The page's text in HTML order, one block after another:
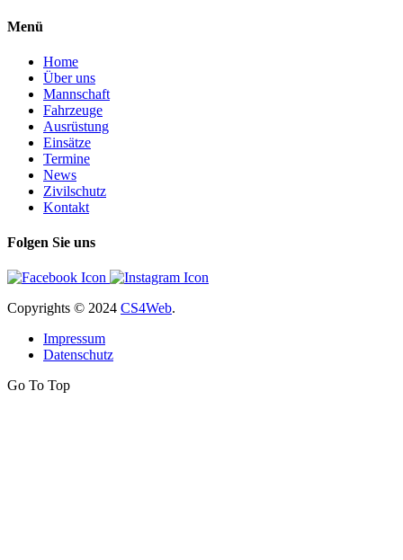
Menü
Home
Über uns
Mannschaft
Fahrzeuge
Ausrüstung
Einsätze
Termine
News
Zivilschutz
Kontakt
Folgen Sie uns
Copyrights © 2024 CS4Web.
Impressum
Datenschutz
Go To Top